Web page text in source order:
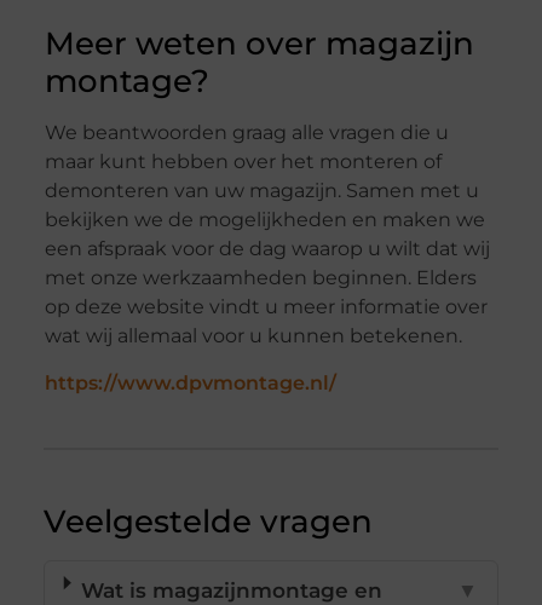
Meer weten over magazijn
montage?
We beantwoorden graag alle vragen die u
maar kunt hebben over het monteren of
demonteren van uw magazijn. Samen met u
bekijken we de mogelijkheden en maken we
een afspraak voor de dag waarop u wilt dat wij
met onze werkzaamheden beginnen. Elders
op deze website vindt u meer informatie over
wat wij allemaal voor u kunnen betekenen.
https://www.dpvmontage.nl/
Veelgestelde vragen
Wat is magazijnmontage en
▼